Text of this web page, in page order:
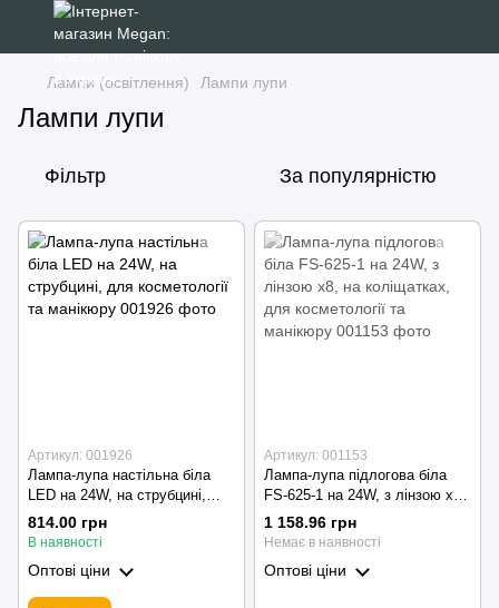
Лампи (освітлення) Лампи лупи
Лампи лупи
Фільтр За популярністю
Артикул: 001926
Лампа-лупа настільна біла
LED на 24W, на струбцині,
для косметології та манікюру
814.00 грн
В наявності
Оптові ціни
Артикул: 001153
Лампа-лупа підлогова біла
FS-625-1 на 24W, з лінзою х8,
на коліщатках, для
косметології та манікюру
1 158.96 грн
Немає в наявності
Оптові ціни